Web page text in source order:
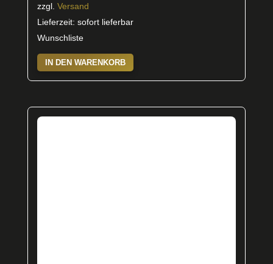
zzgl. Versand
Lieferzeit: sofort lieferbar
Wunschliste
IN DEN WARENKORB